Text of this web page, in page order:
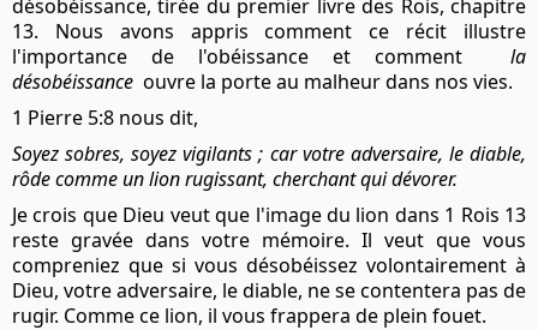
désobéissance, tirée du premier livre des Rois, chapitre
13. Nous avons appris comment ce récit illustre
l'importance de l'obéissance et comment la
désobéissance ouvre la porte au malheur dans nos vies.
1 Pierre 5:8 nous dit,
Soyez sobres, soyez vigilants ; car votre adversaire, le diable,
rôde comme un lion rugissant, cherchant qui dévorer.
Je crois que Dieu veut que l'image du lion dans 1 Rois 13
reste gravée dans votre mémoire. Il veut que vous
compreniez que si vous désobéissez volontairement à
Dieu, votre adversaire, le diable, ne se contentera pas de
rugir. Comme ce lion, il vous frappera de plein fouet.